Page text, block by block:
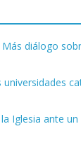
diálogo
universidades
Iglesia ante